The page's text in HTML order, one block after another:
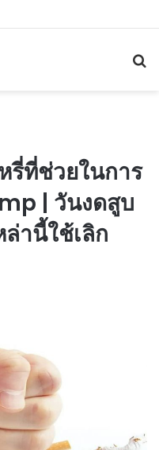
en plein essor
รี่ที่ช่วยในการ
| วันงดสูบ
ล่านี้ใช้เลิก